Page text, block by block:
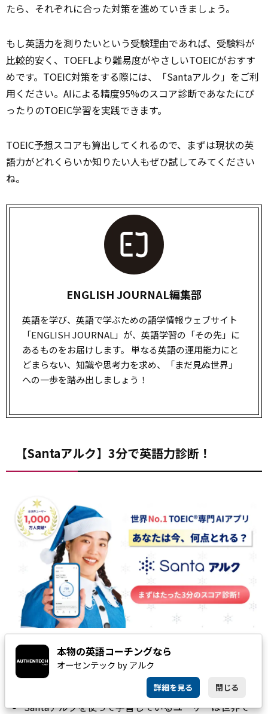
たら、それぞれに合った対策を進めていきましょう。
もし英語力を測りたいという受験理由であれば、受験料が
比較的安く、TOEFLより難易度がやさしいTOEICがおすす
めです。TOEIC対策をする際には、「Santaアルク」をご利
用ください。AIによる精度95%のスコア診断であなたにぴ
ったりのTOEIC学習を実践できます。
TOEIC予想スコアも算出してくれるので、まずは現状の英
語力がどれくらいか知りたい人もぜひ試してみてください
ね。
ENGLISH JOURNAL編集部
英語を学び、英語で学ぶための語学情報ウェブサイト
「ENGLISH JOURNAL」が、英語学習の「その先」に
あるものをお届けします。 単なる英語の運用能力にと
どまらない、知識や思考力を求め、「まだ見ぬ世界」
への一歩を踏み出しましょう！
【Santaアルク】3分で英語力診断！
AIが弱点・伸びしろ・TOEICスコアを予測
Santaアルクを使って学習しているユーザーは世界で
本物の英語コーチングなら
オーセンテック by アルク
詳細を見る 閉じる